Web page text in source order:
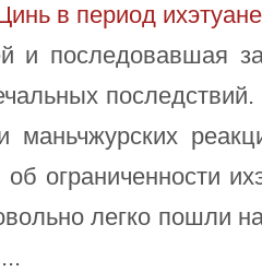
в период
и последовавшая
маньчжурских
ограниченности
легко пошли